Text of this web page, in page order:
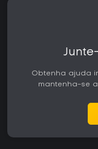
Obtenha ajuda
mantenha-se